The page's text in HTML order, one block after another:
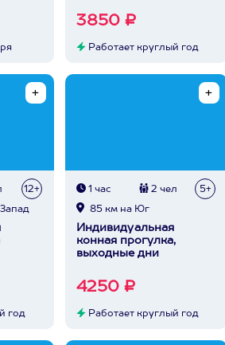
3850 ₽
Работает круглый год
12+
год
1 час 2 чел 5+
85 км на Юг
Индивидуальная
конная прогулка,
выходные дни
4250 ₽
Работает круглый год